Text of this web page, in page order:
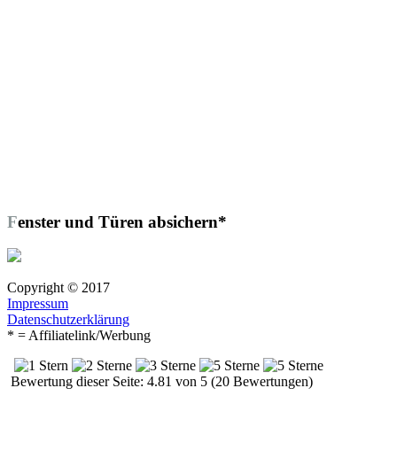
Fenster und Türen absichern*
Copyright © 2017
Impressum
Datenschutzerklärung
* = Affiliatelink/Werbung
Bewertung dieser Seite: 4.81 von 5 (20 Bewertungen)